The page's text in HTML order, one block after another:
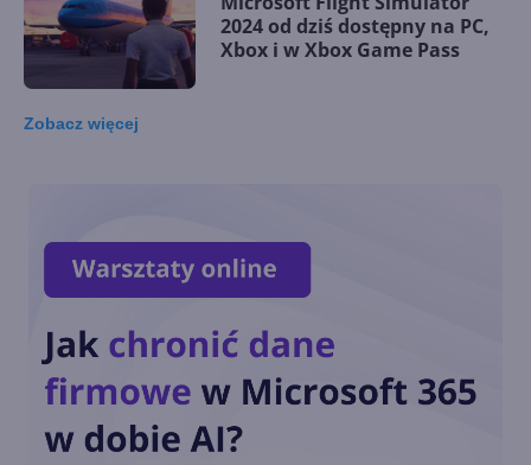
2024 od dziś dostępny na PC,
Xbox i w Xbox Game Pass
Xbox na Windows
Call of Duty: Black Ops 6 od
Zobacz więcej